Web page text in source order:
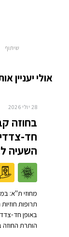
שיתוף
אולי יעניין
28 יולי 2026
בחוזה
חד-
השעיה
מחוזי ת"א:
תרופות
באופן חד-
הותרת החוזה